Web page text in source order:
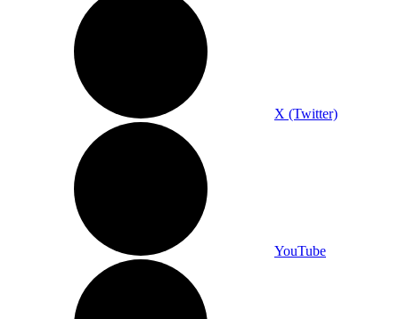
X (Twitter)
YouTube